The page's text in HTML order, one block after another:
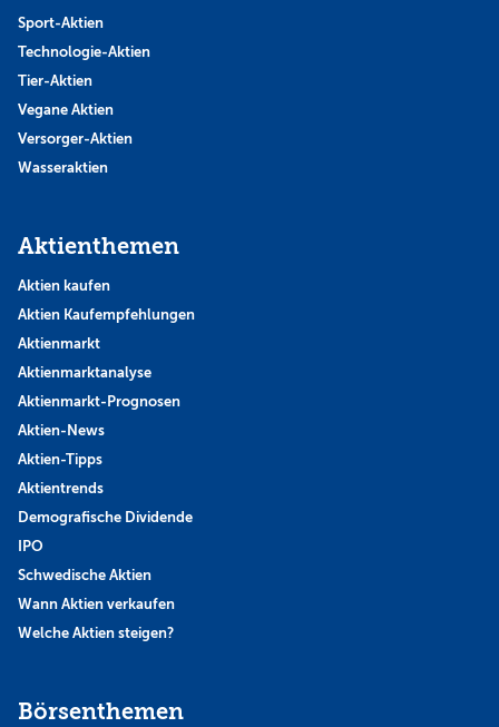
Sport-Aktien
Technologie-Aktien
Tier-Aktien
Vegane Aktien
Versorger-Aktien
Wasseraktien
Aktienthemen
Aktien kaufen
Aktien Kaufempfehlungen
Aktienmarkt
Aktienmarktanalyse
Aktienmarkt-Prognosen
Aktien-News
Aktien-Tipps
Aktientrends
Demografische Dividende
IPO
Schwedische Aktien
Wann Aktien verkaufen
Welche Aktien steigen?
Börsenthemen